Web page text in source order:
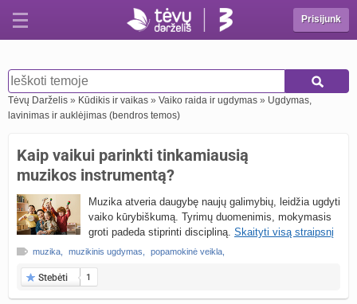
Prisijunk
Tėvų Darželis » Kūdikis ir vaikas » Vaiko raida ir ugdymas » Ugdymas,
lavinimas ir auklėjimas (bendros temos)
Kaip vaikui parinkti tinkamiausią
muzikos instrumentą?
Muzika atveria daugybę naujų galimybių, leidžia ugdyti
vaiko kūrybiškumą. Tyrimų duomenimis, mokymasis
groti padeda stiprinti discipliną. Skaityti visą straipsnį
muzika muzikinis ugdymas popamokinė veikla
Stebėti 1